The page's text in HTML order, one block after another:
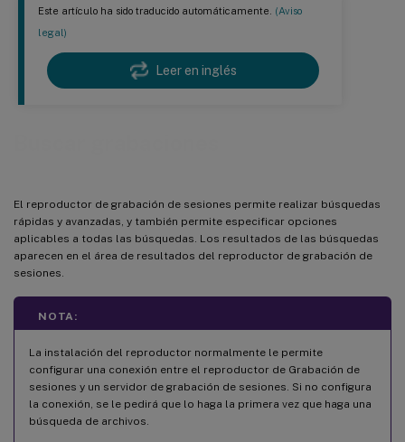
Este artículo ha sido traducido automáticamente. (Aviso
legal)
Leer en inglés
El reproductor de grabación de sesiones permite realizar búsquedas
rápidas y avanzadas, y también permite especificar opciones
aplicables a todas las búsquedas. Los resultados de las búsquedas
aparecen en el área de resultados del reproductor de grabación de
sesiones.
NOTA:
La instalación del reproductor normalmente le permite
configurar una conexión entre el reproductor de Grabación de
sesiones y un servidor de grabación de sesiones. Si no configura
la conexión, se le pedirá que lo haga la primera vez que haga una
búsqueda de archivos.